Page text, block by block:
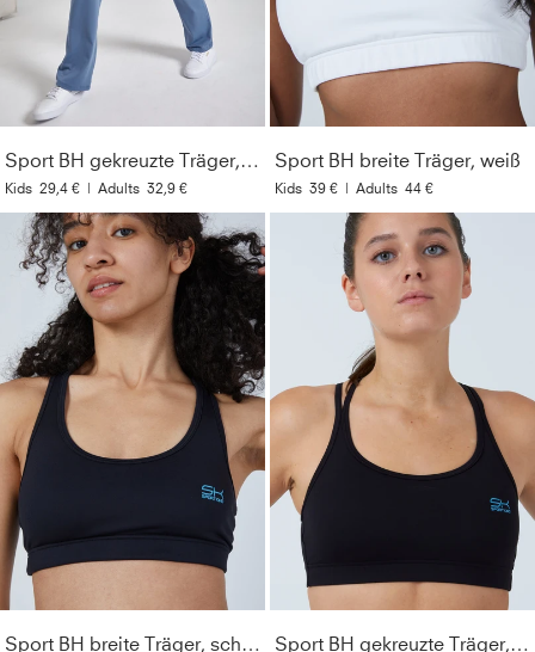
Geschlecht
Damen & Mädchen
Lichtechtheit
Sport BH gekreuzte Träger, grau blau
Kids 29,4 € | Adults 32,9 €
Sport BH breite Träger, weiß
Kids 39 € | Adults 44 €
Sport BH breite Träger, schwarz Sport BH gekreuzte Träger, schwarz